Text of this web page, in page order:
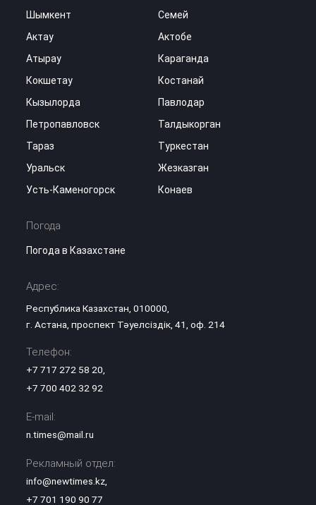
Шымкент
Семей
Актау
Актобе
Атырау
Караганда
Кокшетау
Костанай
Кызылорда
Павлодар
Петропавловск
Талдыкорган
Тараз
Туркестан
Уральск
Жезказган
Усть-Каменогорск
Конаев
Погода
Погода в Казахстане
Адрес:
Республика Казахстан, 010000,
г. Астана, проспект Тәуелсіздік, 41, оф. 214
Телефон:
+7 717 272 58 20
+7 700 402 32 92
E-mail:
n.times@mail.ru
Рекламный отдел:
info@newtimes.kz,
+7 701 190 90 77